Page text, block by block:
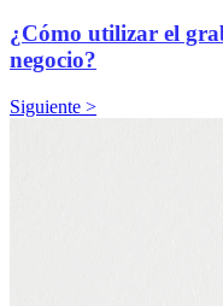
¿Cómo utilizar el
negocio?
Siguiente >